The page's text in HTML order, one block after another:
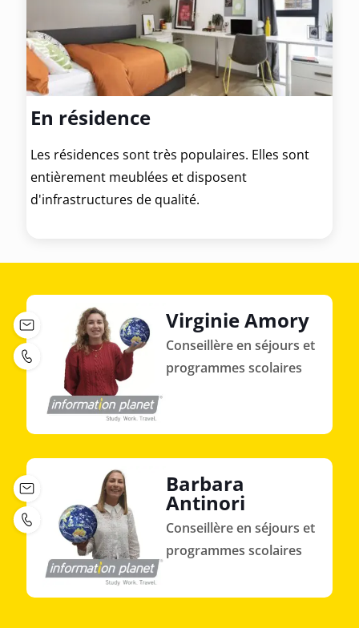
En résidence
Les résidences sont très populaires. Elles sont
entièrement meublées et disposent
d'infrastructures de qualité.
Virginie Amory
Conseillère en séjours et
programmes scolaires
Barbara
Antinori
Conseillère en séjours et
programmes scolaires